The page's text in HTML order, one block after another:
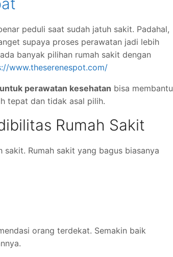
peduli saat sudah jatuh sakit. Padahal,
supaya proses perawatan jadi lebih
banyak pilihan rumah sakit dengan
www.theserenespot.com/
perawatan kesehatan bisa membantu
tepat dan tidak asal pilih.
Rumah Sakit
Rumah sakit yang bagus biasanya
orang terdekat. Semakin baik